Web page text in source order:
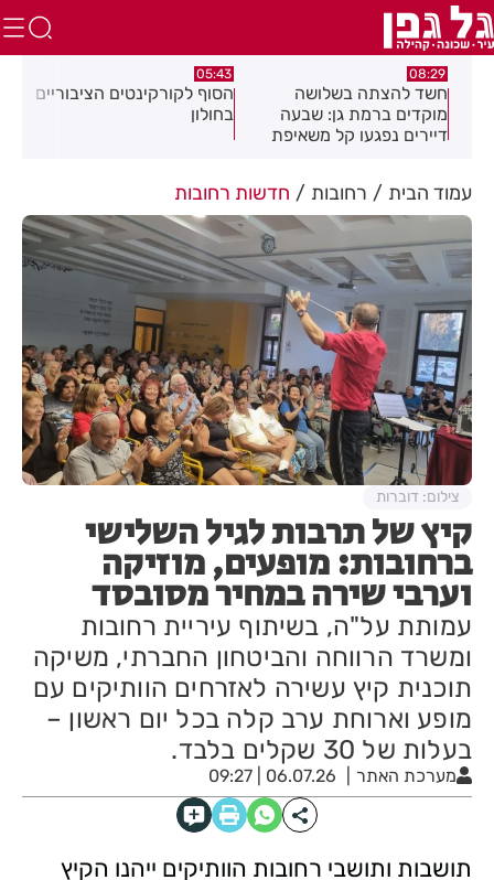
08:29
חשד להצתה בשלושה
מוקדים ברמת גן: שבעה
דיירים נפגעו קל משאיפת
05:43
הסוף לקורקינטים הציבוריים
בחולון
עמוד הבית רחובות חדשות רחובות
קיץ של תרבות לגיל השלישי
ברחובות: מופעים, מוזיקה
וערבי שירה במחיר מסובסד
עמותת על"ה, בשיתוף עיריית רחובות
ומשרד הרווחה והביטחון החברתי, משיקה
תוכנית קיץ עשירה לאזרחים הוותיקים עם
מופע וארוחת ערב קלה בכל יום ראשון –
בעלות של 30 שקלים בלבד.
מערכת האתר 06.07.26 | 09:27
צילום: דוברות
תושבות ותושבי רחובות הוותיקים ייהנו הקיץ